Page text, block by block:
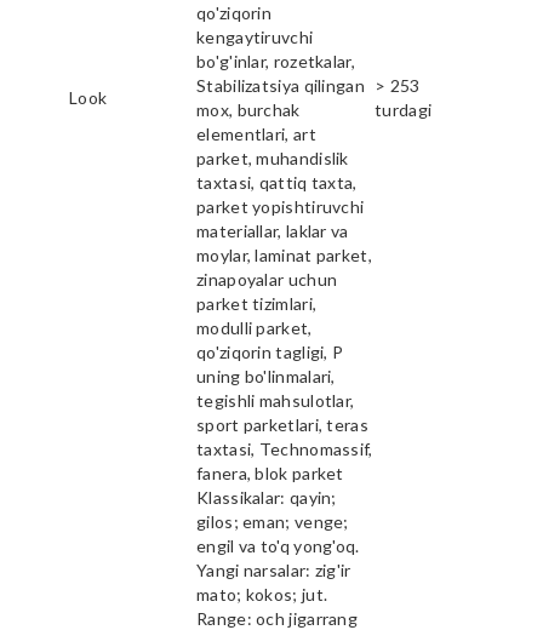
Look
qo'ziqorin
kengaytiruvchi
bo'g'inlar, rozetkalar,
Stabilizatsiya qilingan
mox, burchak
elementlari, art
parket, muhandislik
taxtasi, qattiq taxta,
parket yopishtiruvchi
materiallar, laklar va
moylar, laminat parket,
zinapoyalar uchun
parket tizimlari,
modulli parket,
qo'ziqorin tagligi, P
uning bo'linmalari,
tegishli mahsulotlar,
sport parketlari, teras
taxtasi, Technomassif,
fanera, blok parket
> 253
turdagi
Klassikalar: qayin;
gilos; eman; venge;
engil va to'q yong'oq.
Yangi narsalar: zig'ir
mato; kokos; jut.
Range: och jigarrang